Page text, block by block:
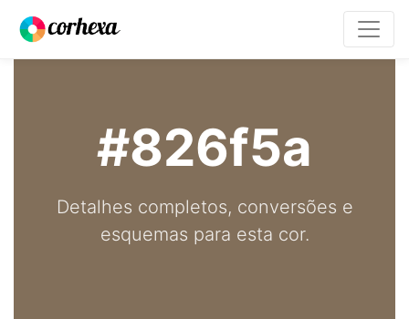
#826f5a
Detalhes completos, conversões e
esquemas para esta cor.